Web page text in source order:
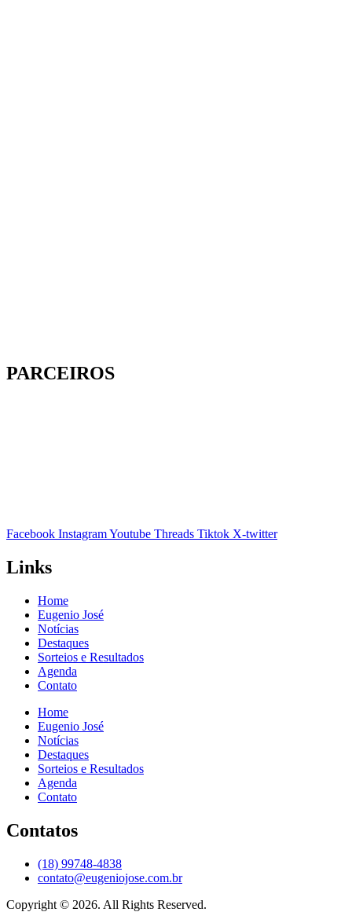
PARCEIROS
Facebook InstagramYoutube Threads Tiktok X-twitter
Links
Home
Eugenio José
Notícias
Destaques
Sorteios e Resultados
Agenda
Contato
Home
Eugenio José
Notícias
Destaques
Sorteios e Resultados
Agenda
Contato
Contatos
(18) 99748-4838
contato@eugeniojose.com.br
Copyright © 2026. All Rights Reserved.​